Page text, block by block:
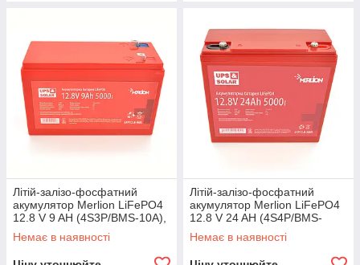
Літій-залізо-фосфатний
акумулятор Merlion LiFePO4
12.8 V 9 AH (4S3P/BMS-10A),
(151x65x100), 1,34kg for UPS,
до
Немає в наявності
Літій-залізо-фосфатний
акумулятор Merlion LiFePO4
12.8 V 24 AH (4S4P/BMS-
30A), (166x175x125), 3,2kg
for UPS, до
Немає в наявності